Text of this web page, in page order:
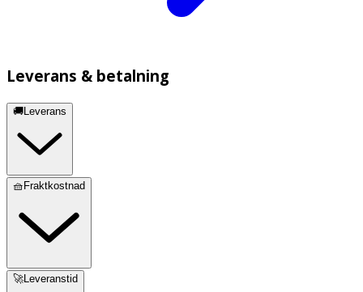
Leverans & betalning
🚚Leverans
🧺Fraktkostnad
🚀Leveranstid